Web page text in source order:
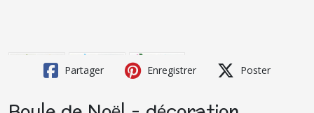
Partager Enregistrer Poster